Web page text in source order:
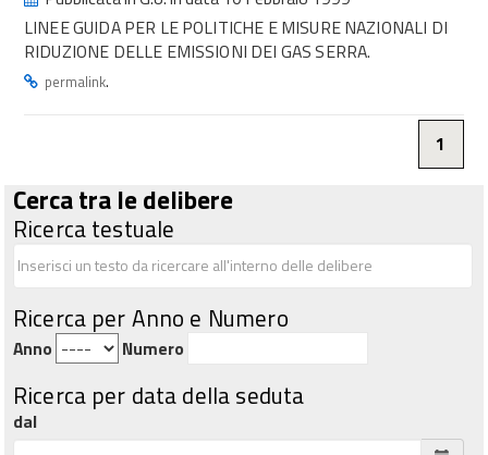
LINEE GUIDA PER LE POLITICHE E MISURE NAZIONALI DI
RIDUZIONE DELLE EMISSIONI DEI GAS SERRA.
permalink.
1
Cerca tra le delibere
Ricerca testuale
Ricerca per Anno e Numero
Anno Numero
Ricerca per data della seduta
dal